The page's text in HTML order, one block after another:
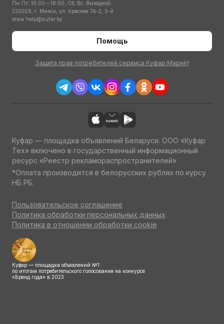
Пн-Пт: 10:00 – 18:00; Сб, Вс: Выходной
220029, г. Минск, ул. Красная 7А-2, 3-й
этаж help@kufar.by
Помощь
Защита прав потребителей сервиса Куфар Маркет
Куфар — площадка объявлений Беларуси. ООО «Куфар
Тех» включено в государственный информационный
ресурс «Реестр рекламораспространителей»
*Оплата производится в белорусских рублях по курсу
НБ РБ.
Пользовательское соглашение
Политика обработки персональных данных
Политика в отношении обработки cookie
Куфар — площадка объявлений №1
по итогам потребительского голосования на конкурсе
«Бренд года» в 2023